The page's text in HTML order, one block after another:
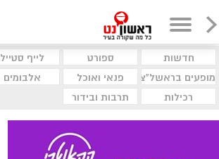
חדשות ספורט לייף סטייל
מופעים בראשל"צ
פנאי ואוכל אלבומים
רכילות
תרבות ובידור